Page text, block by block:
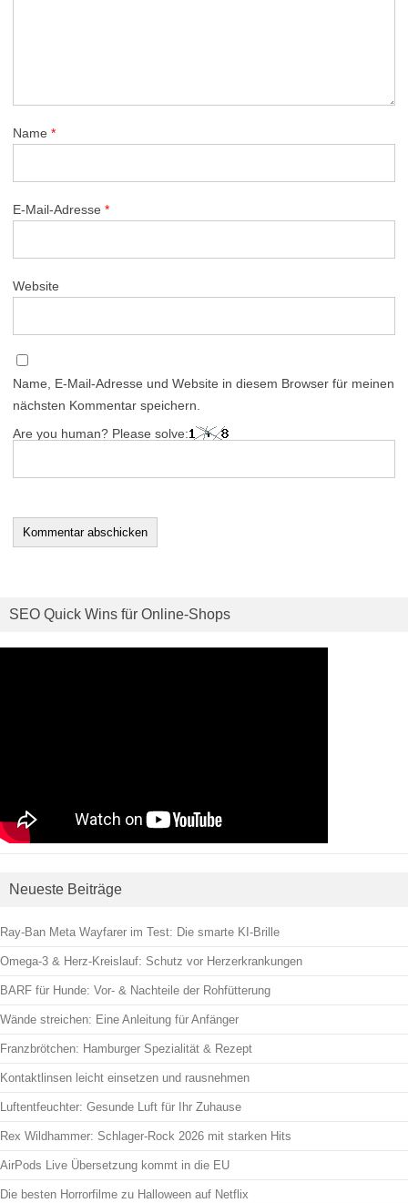
Name *
E-Mail-Adresse *
Website
Name, E-Mail-Adresse und Website in diesem Browser für meinen
nächsten Kommentar speichern.
Are you human? Please solve:
SEO Quick Wins für Online-Shops
Neueste Beiträge
Ray-Ban Meta Wayfarer im Test: Die smarte KI-Brille
Omega-3 & Herz-Kreislauf: Schutz vor Herzerkrankungen
BARF für Hunde: Vor- & Nachteile der Rohfütterung
Wände streichen: Eine Anleitung für Anfänger
Franzbrötchen: Hamburger Spezialität & Rezept
Kontaktlinsen leicht einsetzen und rausnehmen
Luftentfeuchter: Gesunde Luft für Ihr Zuhause
Rex Wildhammer: Schlager-Rock 2026 mit starken Hits
AirPods Live Übersetzung kommt in die EU
Die besten Horrorfilme zu Halloween auf Netflix